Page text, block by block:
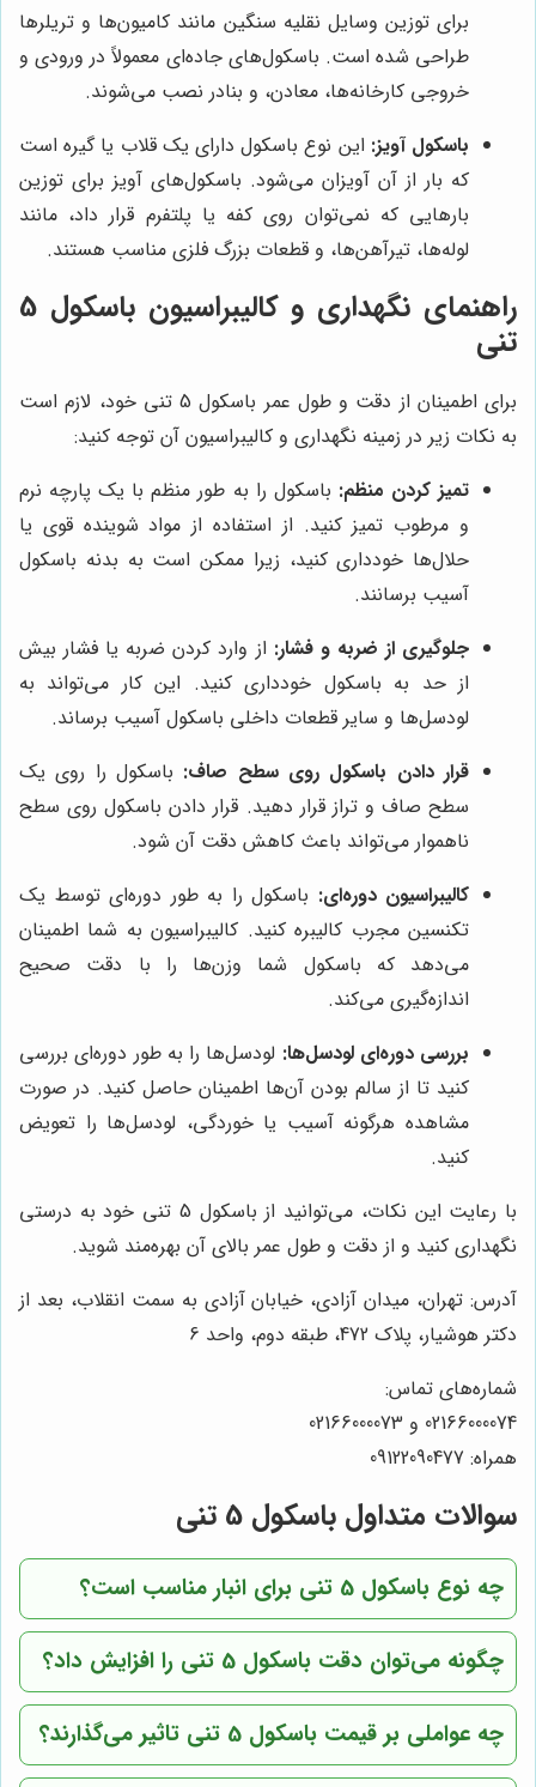
برای توزین وسایل نقلیه سنگین مانند کامیون‌ها و تریلرها
طراحی شده است. باسکول‌های جاده‌ای معمولاً در ورودی و
خروجی کارخانه‌ها، معادن، و بنادر نصب می‌شوند.
باسکول آویز: این نوع باسکول دارای یک قلاب یا گیره است
که بار از آن آویزان می‌شود. باسکول‌های آویز برای توزین
بارهایی که نمی‌توان روی کفه یا پلتفرم قرار داد، مانند
لوله‌ها، تیرآهن‌ها، و قطعات بزرگ فلزی مناسب هستند.
راهنمای نگهداری و کالیبراسیون باسکول 5
تنی
برای اطمینان از دقت و طول عمر باسکول 5 تنی خود، لازم است
به نکات زیر در زمینه نگهداری و کالیبراسیون آن توجه کنید:
تمیز کردن منظم: باسکول را به طور منظم با یک پارچه نرم
و مرطوب تمیز کنید. از استفاده از مواد شوینده قوی یا
حلال‌ها خودداری کنید، زیرا ممکن است به بدنه باسکول
آسیب برسانند.
جلوگیری از ضربه و فشار: از وارد کردن ضربه یا فشار بیش
از حد به باسکول خودداری کنید. این کار می‌تواند به
لودسل‌ها و سایر قطعات داخلی باسکول آسیب برساند.
قرار دادن باسکول روی سطح صاف: باسکول را روی یک
سطح صاف و تراز قرار دهید. قرار دادن باسکول روی سطح
ناهموار می‌تواند باعث کاهش دقت آن شود.
کالیبراسیون دوره‌ای: باسکول را به طور دوره‌ای توسط یک
تکنسین مجرب کالیبره کنید. کالیبراسیون به شما اطمینان
می‌دهد که باسکول شما وزن‌ها را با دقت صحیح
اندازه‌گیری می‌کند.
بررسی دوره‌ای لودسل‌ها: لودسل‌ها را به طور دوره‌ای بررسی
کنید تا از سالم بودن آن‌ها اطمینان حاصل کنید. در صورت
مشاهده هرگونه آسیب یا خوردگی، لودسل‌ها را تعویض
کنید.
با رعایت این نکات، می‌توانید از باسکول 5 تنی خود به درستی
نگهداری کنید و از دقت و طول عمر بالای آن بهره‌مند شوید.
آدرس: تهران، میدان آزادی، خیابان آزادی به سمت انقلاب، بعد از
دکتر هوشیار، پلاک 472، طبقه دوم، واحد 6
شماره‌های تماس:
02166000074 و 02166000073
همراه: 09122090477
سوالات متداول باسکول 5 تنی
چه نوع باسکول 5 تنی برای انبار مناسب است؟
چگونه می‌توان دقت باسکول 5 تنی را افزایش داد؟
چه عواملی بر قیمت باسکول 5 تنی تاثیر می‌گذارند؟